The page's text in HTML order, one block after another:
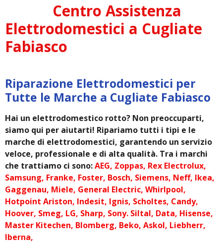
Centro Assistenza
Elettrodomestici a Cugliate
Fabiasco
Riparazione Elettrodomestici per
Tutte le Marche a Cugliate Fabiasco
Hai un elettrodomestico rotto? Non preoccuparti,
siamo qui per aiutarti! Ripariamo tutti i tipi e le
marche di elettrodomestici, garantendo un servizio
veloce, professionale e di alta qualità. Tra i marchi
che trattiamo ci sono:AEG, Zoppas, Rex Electrolux,
Samsung, Franke, Foster, Bosch, Siemens, Neff, Ikea,
Gaggenau, Miele, General Electric, Whirlpool,
Hotpoint Ariston, Indesit, Ignis, Scholtes, Candy,
Hoover, Smeg, LG, Sharp, Sony. Siltal, Data, Hisense,
Master Kitechen, Blomberg, Beko, Askol, Liebherr,
Iberna,